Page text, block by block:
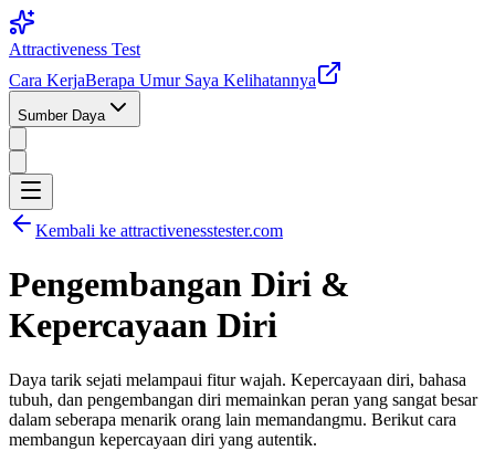
Attractiveness Test
Cara KerjaBerapa Umur Saya Kelihatannya
Sumber Daya
Kembali ke attractivenesstester.com
Pengembangan Diri &
Kepercayaan Diri
Daya tarik sejati melampaui fitur wajah. Kepercayaan diri, bahasa
tubuh, dan pengembangan diri memainkan peran yang sangat besar
dalam seberapa menarik orang lain memandangmu. Berikut cara
membangun kepercayaan diri yang autentik.